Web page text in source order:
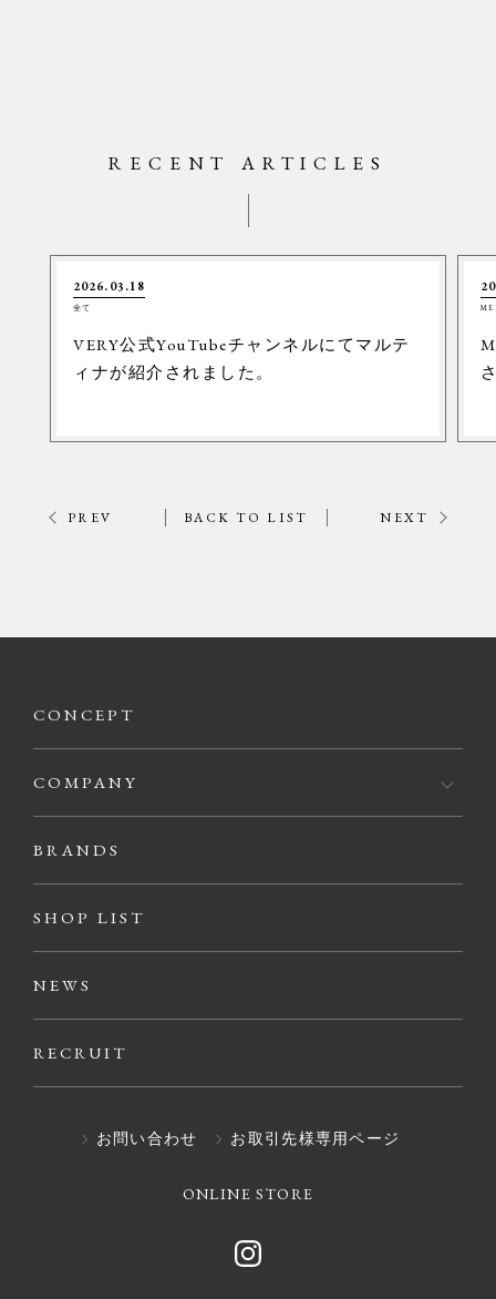
RECENT ARTICLES
2026.03.18
全て
VERY公式YouTubeチャンネルにてマルテ
ィナが紹介されました。
PREV BACK TO LIST NEXT
CONCEPT
COMPANY
BRANDS
SHOP LIST
NEWS
RECRUIT
お問い合わせ お取引先様専用ページ
ONLINE STORE